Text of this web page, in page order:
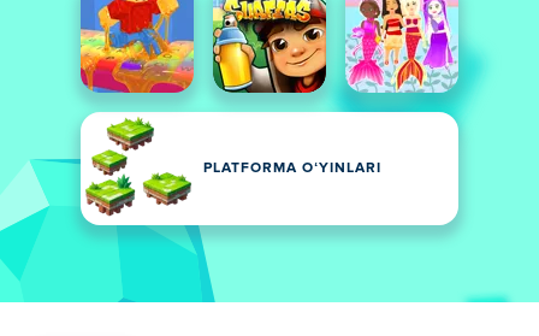
PLATFORMA OʻYINLARI